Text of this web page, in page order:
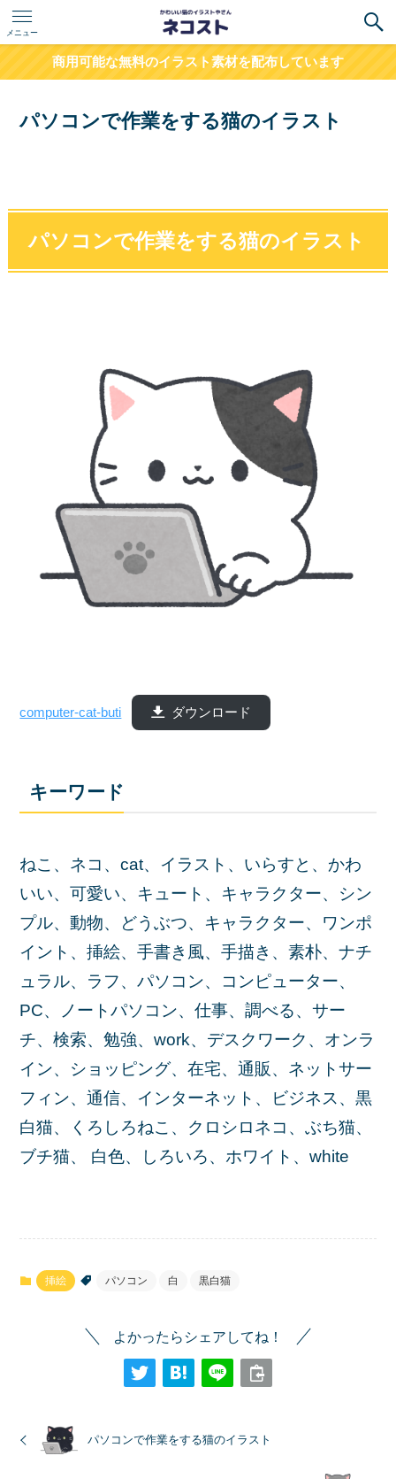
メニュー
商用可能な無料のイラスト素材を配布しています
パソコンで作業をする猫のイラスト
パソコンで作業をする猫のイラスト
computer-cat-buti ダウンロード
キーワード
ねこ、ネコ、cat、イラスト、いらすと、かわ
いい、可愛い、キュート、キャラクター、シン
プル、動物、どうぶつ、キャラクター、ワンポ
イント、挿絵、手書き風、手描き、素朴、ナチ
ュラル、ラフ、パソコン、コンピューター、
PC、ノートパソコン、仕事、調べる、サー
チ、検索、勉強、work、デスクワーク、オンラ
イン、ショッピング、在宅、通販、ネットサー
フィン、通信、インターネット、ビジネス、黒
白猫、くろしろねこ、クロシロネコ、ぶち猫、
ブチ猫、 白色、しろいろ、ホワイト、white
挿絵 パソコン 白 黒白猫
よかったらシェアしてね！
パソコンで作業をする猫のイラスト